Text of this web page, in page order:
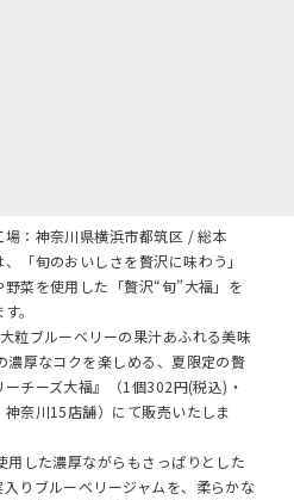
：神奈川県横浜市都筑区 / 総本
「旬のおいしさを贅沢に味わう」
菜を使用した「贅沢“旬”大福」を
。
粒ブルーベリーの果汁あふれる美味
濃厚なコクを楽しめる、夏限定の贅
チーズ大福』（1個302円(税込)・
奈川15店舗）にて販売いたしま
用した濃厚ながらもさっぱりとした
りブルーベリージャムを、柔らかな